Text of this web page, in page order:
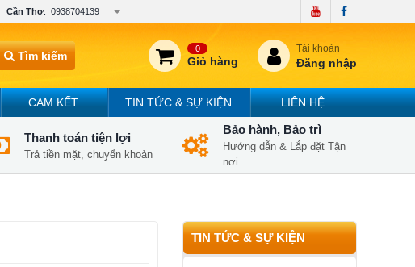
Cần Thơ: 0938704139
Tìm kiếm
0
Giỏ hàng
Tài khoản
Đăng nhập
CAM KẾT TIN TỨC & SỰ KIỆN LIÊN HỆ
Thanh toán tiện lợi
Trả tiền mặt, chuyển khoản
Bảo hành, Bảo trì
Hướng dẫn & Lắp đặt Tận
nơi
TIN TỨC & SỰ KIỆN